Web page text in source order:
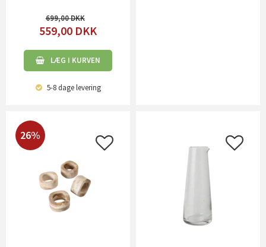
699,00
559,00 DKK
LÆG I KURVEN
5-8 dagelevering
26%